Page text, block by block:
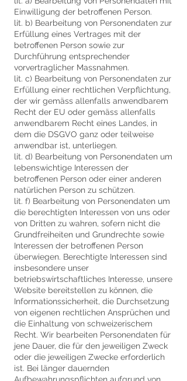
Einwilligung der betroffenen Person.
lit. b) Bearbeitung von Personendaten zur
Erfüllung eines Vertrages mit der
betroffenen Person sowie zur
Durchführung entsprechender
vorvertraglicher Massnahmen.
lit. c) Bearbeitung von Personendaten zur
Erfüllung einer rechtlichen Verpflichtung,
der wir gemäss allenfalls anwendbarem
Recht der EU oder gemäss allenfalls
anwendbarem Recht eines Landes, in
dem die DSGVO ganz oder teilweise
anwendbar ist, unterliegen.
lit. d) Bearbeitung von Personendaten um
lebenswichtige Interessen der
betroffenen Person oder einer anderen
natürlichen Person zu schützen.
lit. f) Bearbeitung von Personendaten um
die berechtigten Interessen von uns oder
von Dritten zu wahren, sofern nicht die
Grundfreiheiten und Grundrechte sowie
Interessen der betroffenen Person
überwiegen. Berechtigte Interessen sind
insbesondere unser
betriebswirtschaftliches Interesse, unsere
Website bereitstellen zu können, die
Informationssicherheit, die Durchsetzung
von eigenen rechtlichen Ansprüchen und
die Einhaltung von schweizerischem
Recht. Wir bearbeiten Personendaten für
jene Dauer, die für den jeweiligen Zweck
oder die jeweiligen Zwecke erforderlich
ist. Bei länger dauernden